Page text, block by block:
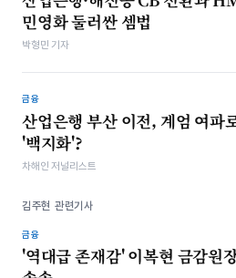
민영화 둘러싼 셈법
박형민 기자
금융
산업은행 부산 이전, 계엄 여파
'백지화'?
차해인 저널리스트
김주현 관련기사
금융
'역대급 존재감' 이복현 금감원